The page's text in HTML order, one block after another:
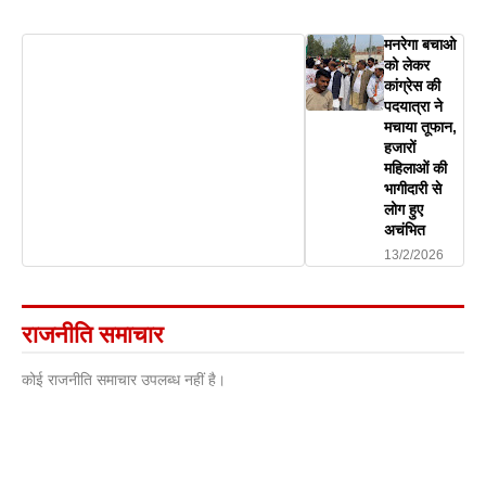
मनरेगा बचाओ
को लेकर
कांग्रेस की
पदयात्रा ने
मचाया तूफान,
हजारों
महिलाओं की
भागीदारी से
लोग हुए
अचंभित
13/2/2026
राजनीति समाचार
कोई राजनीति समाचार उपलब्ध नहीं है।